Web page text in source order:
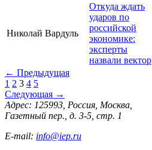
Николай Вардуль
Откуда ждать
ударов по
российской
экономике:
эксперты
назвали вектор
← Предыдущая
1 2 3 4 5
Следующая →
Адрес: 125993, Россия, Москва,
Газетный пер., д. 3-5, стр. 1
E-mail: info@iep.ru